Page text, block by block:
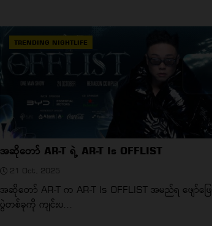
TRENDING NIGHTLIFE
အဆိုတော် AR-T ရဲ့ AR-T Is OFFLIST
21 Oct, 2025
အဆိုတော် AR-T က AR-T Is OFFLIST အမည်ရ ဖျော်ဖြေ
ပွဲတစ်ခုကို ကျင်းပ...